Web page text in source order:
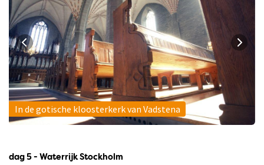
In de gotische kloosterkerk van Vadstena
dag 5 - Waterrijk Stockholm